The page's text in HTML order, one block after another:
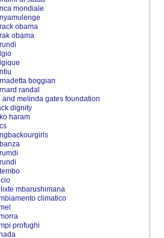
mondiale
obama
obama
boggian
randal
and melinda gates foundation
dignity
haram
mbarushimana
climatico
profughi